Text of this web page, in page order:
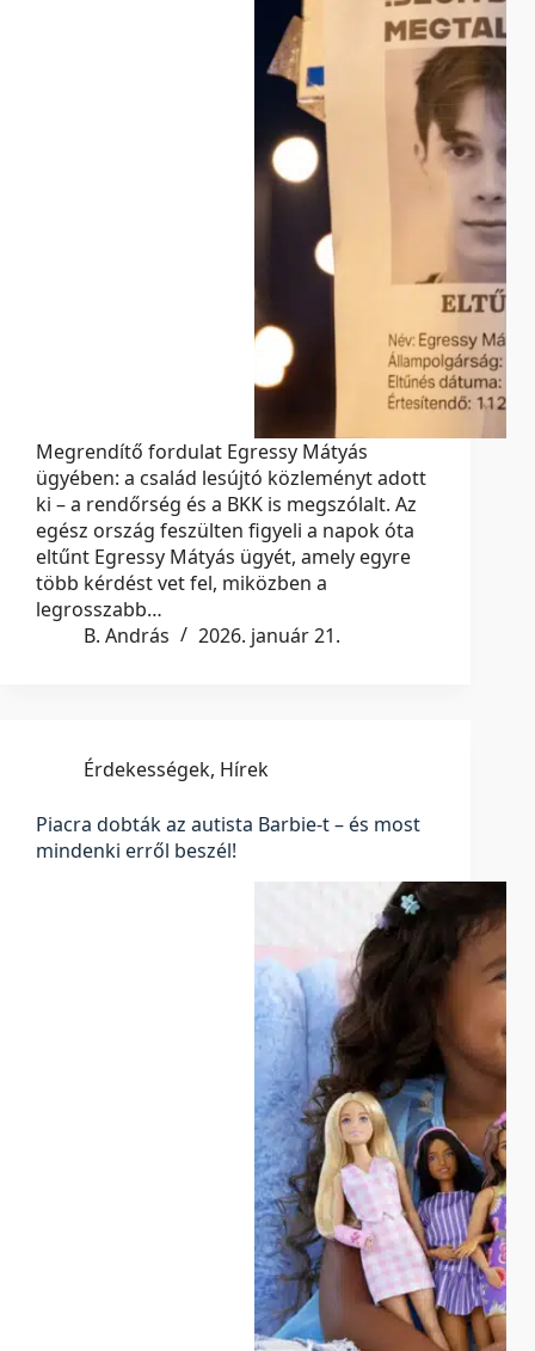
Megrendítő fordulat Egressy Mátyás
ügyében: a család lesújtó közleményt adott
ki – a rendőrség és a BKK is megszólalt. Az
egész ország feszülten figyeli a napok óta
eltűnt Egressy Mátyás ügyét, amely egyre
több kérdést vet fel, miközben a
legrosszabb…
B. András
2026. január 21.
Érdekességek, Hírek
Piacra dobták az autista Barbie-t – és most
mindenki erről beszél!